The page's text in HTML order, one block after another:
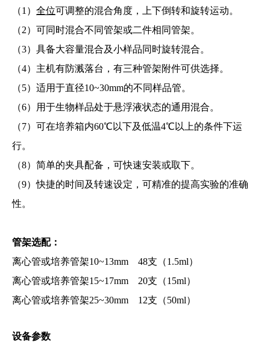
（1） 全位可调整的混合角度，上下倒转和旋转运动。
（2）可同时混合不同管架或二件相同管架。
（3）具备大容量混合及小样品同时旋转混合。
（4）主机有防溅落台，有三种管架附件可供选择。
（5）适用于直径10~30mm的不同样品管。
（6）用于生物样品处于悬浮液状态的通用混合。
（7）可在培养箱内60℃以下及低温4℃以上的条件下运
行。
（8）简单的夹具配备，可快速安装或取下。
（9）快捷的时间及转速设定，可精准的提高实验的准确
性。
管架选配：
离心管或培养管架10~13mm 48支（1.5ml）
离心管或培养管架15~17mm 20支（15ml）
离心管或培养管架25~30mm 12支（50ml）
设备参数